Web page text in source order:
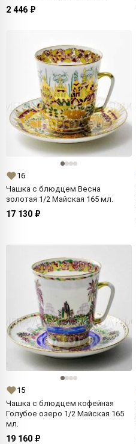
2 446 ₽
16
Чашка с блюдцем Весна
золотая 1/2 Майская 165 мл.
17 130 ₽
15
Чашка с блюдцем кофейная
Голубое озеро 1/2 Майская 165
мл.
19 160 ₽